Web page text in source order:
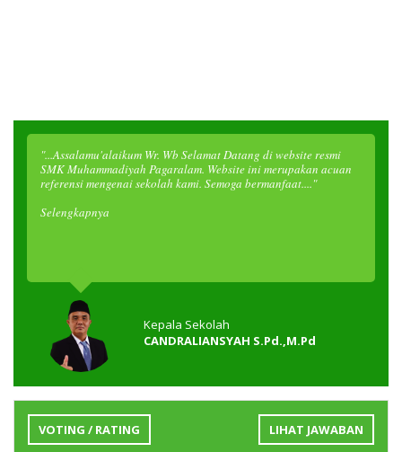
"...Assalamu'alaikum Wr. Wb Selamat Datang di website resmi
SMK Muhammadiyah Pagaralam. Website ini merupakan acuan
referensi mengenai sekolah kami. Semoga bermanfaat...."
Selengkapnya
Kepala Sekolah
CANDRALIANSYAH S.Pd.,M.Pd
VOTING / RATING LIHAT JAWABAN